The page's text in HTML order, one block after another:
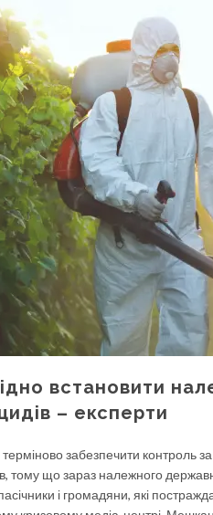
встановити
– експерти
забезпечити контроль
тому що зараз належного
і громадяни, які